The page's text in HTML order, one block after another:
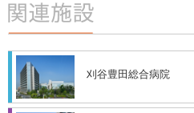
刈谷豊田総合病院